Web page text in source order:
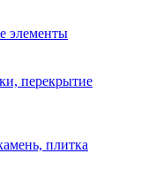
элементы
перекрытие
плитка